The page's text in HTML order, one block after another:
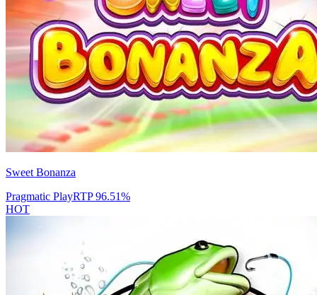
Sweet Bonanza
Pragmatic PlayRTP96.51%
HOT